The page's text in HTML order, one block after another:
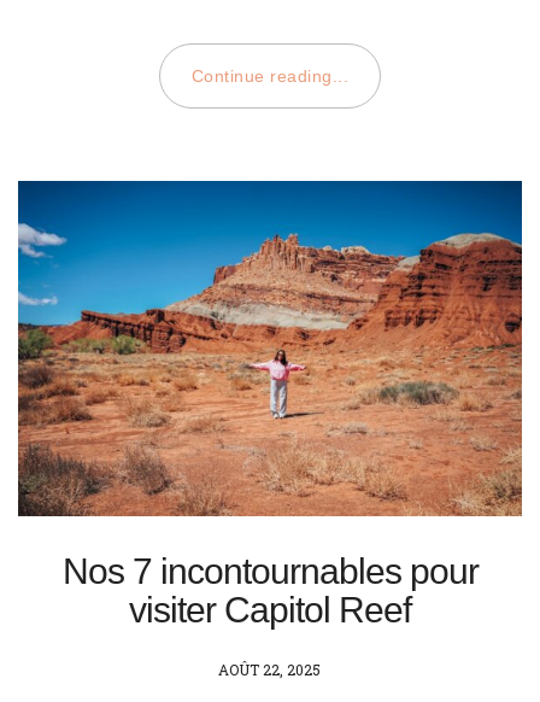
Continue reading...
Nos 7 incontournables pour
visiter Capitol Reef
POSTED
AOÛT 22, 2025